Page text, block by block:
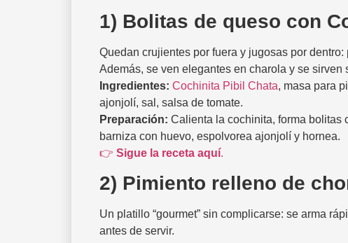
1) Bolitas de queso con
Quedan crujientes por fuera y jugosas por dentro:
Además, se ven elegantes en charola y se sirven
Ingredientes: Cochinita Pibil Chata, masa para
ajonjolí, sal, salsa de tomate.
Preparación: Calienta la cochinita, forma bolitas
barniza con huevo, espolvorea ajonjolí y hornea.
👉 Sigue la receta aquí.
2) Pimiento relleno de
Un platillo “gourmet” sin complicarse: se arma
antes de servir.